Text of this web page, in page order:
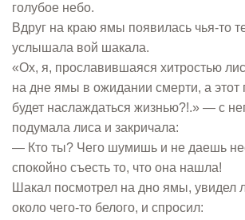
голубое небо.
Вдруг на краю ямы появилась чья-то
услышала вой шакала.
«Ох, я, прославившаяся хитростью
на дне ямы в ожидании смерти, а этот
будет наслаждаться жизнью?!.» — с
подумала лиса и закричала:
— Кто ты? Чего шумишь и не даешь
спокойно съесть то, что она нашла!
Шакал посмотрел на дно ямы, увидел
около чего-то белого, и спросил: